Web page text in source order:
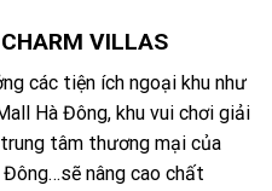
VILLAS
các tiện ích ngoại khu như
Hà Đông, khu vui chơi giải
tâm thương mại của
Đông…sẽ nâng cao chất